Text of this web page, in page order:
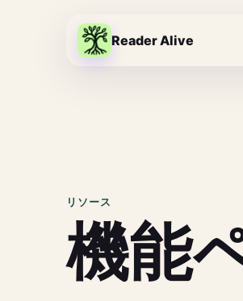
Reader Alive
リソース
機能